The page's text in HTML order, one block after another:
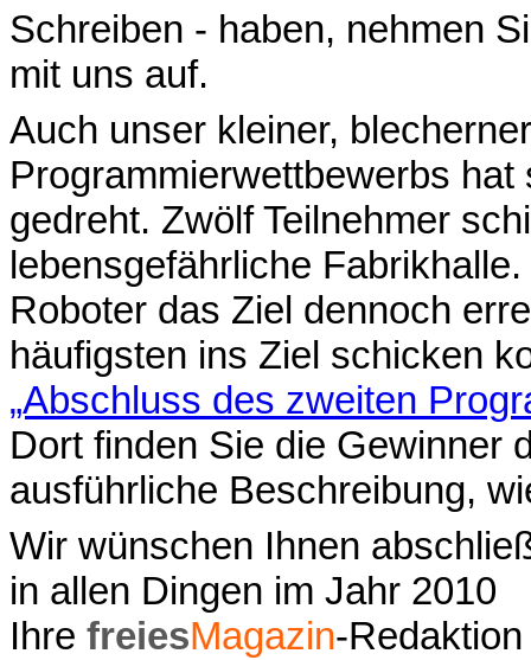
Schreiben - haben, nehmen
mit uns auf.
Auch unser kleiner,
Programmierwettbewerbs
gedreht. Zwölf Teilnehmer
lebensgefährliche
Roboter das Ziel dennoch
häufigsten ins Ziel schicken
„Abschluss des zweiten
Dort finden Sie die Gewinner
ausführliche Beschreibung,
Wir wünschen Ihnen
in allen Dingen im Jahr 2010
Ihre freiesMagazin-Redaktion